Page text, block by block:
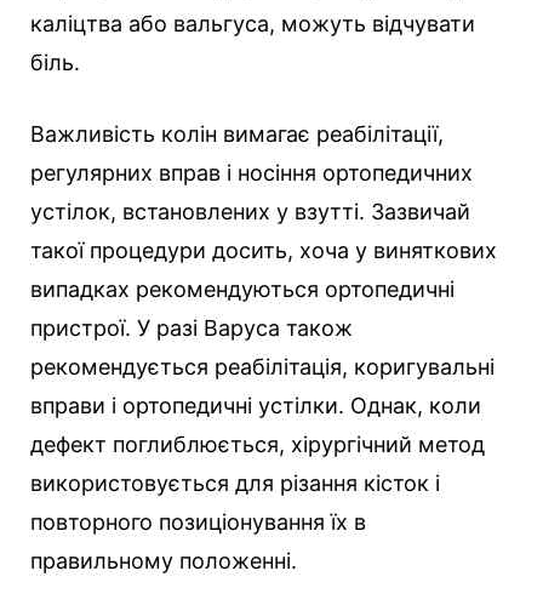
каліцтва або вальгуса, можуть відчувати
біль.
Важливість колін вимагає реабілітації,
регулярних вправ і носіння ортопедичних
устілок, встановлених у взутті. Зазвичай
такої процедури досить, хоча у виняткових
випадках рекомендуються ортопедичні
пристрої. У разі Варуса також
рекомендується реабілітація, коригувальні
вправи і ортопедичні устілки. Однак, коли
дефект поглиблюється, хірургічний метод
використовується для різання кісток і
повторного позиціонування їх в
правильному положенні.